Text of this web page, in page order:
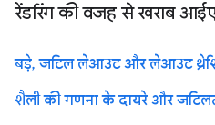
रेंडरिंग की वजह से खराब
बड़े, जटिल लेआउट और लेआउट
शैली की गणना के दायरे और